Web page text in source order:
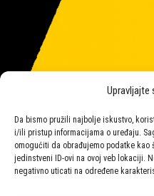
Upravljajte
Da bismo pružili najbolje iskustvo,
i/ili pristup informacijama o uređaju.
omogućiti da obrađujemo podatke kao
jedinstveni ID-ovi na ovoj veb lokaciji.
negativno uticati na određene